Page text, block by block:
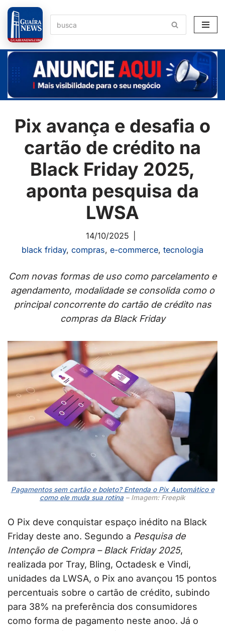
Pular
para
o
conteúdo
Pix avança e desafia o
cartão de crédito na
Black Friday 2025,
aponta pesquisa da
LWSA
14/10/2025
black friday, compras, e-commerce, tecnologia
Com novas formas de uso como parcelamento e
agendamento, modalidade se consolida como o
principal concorrente do cartão de crédito nas
compras da Black Friday
Pagamentos sem cartão e boleto? Entenda o Pix Automático e
como ele muda sua rotina – Imagem: Freepik
O Pix deve conquistar espaço inédito na Black
Friday deste ano. Segundo a Pesquisa de
Intenção de Compra – Black Friday 2025,
realizada por Tray, Bling, Octadesk e Vindi,
unidades da LWSA, o Pix ano avançou 15 pontos
percentuais sobre o cartão de crédito, subindo
para 38% na preferência dos consumidores
como forma de pagamento neste anoo. Já o